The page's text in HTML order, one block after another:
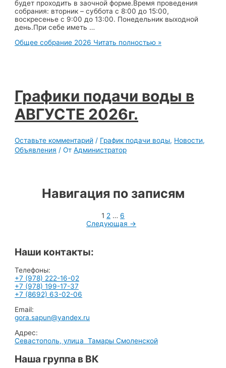
будет проходить в заочной форме.Время проведения
собрания: вторник – суббота с 8:00 до 15:00,
воскресенье с 9:00 до 13:00. Понедельник выходной
день.При себе иметь …
Общее собрание 2026 Читать полностью »
Графики подачи воды в
АВГУСТЕ 2026г.
Оставьте комментарий / График подачи воды, Новости,
Объявления / От Администратор
Навигация по записям
1 2 … 6
Следующая →
Наши контакты:
Телефоны:
+7 (978) 222-16-02
+7 (978) 199-17-37
+7 (8692) 63-02-06
Email:
gora.sapun@yandex.ru
Адрес:
Севастополь, улица Тамары Смоленской
Наша группа в ВК